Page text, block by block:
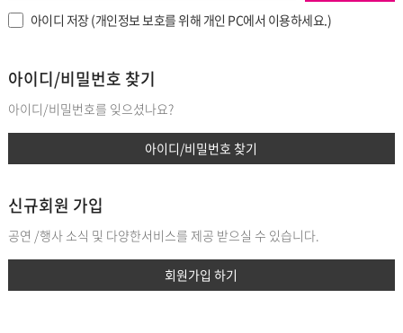
아이디 저장 (개인정보 보호를 위해 개인 PC에서 이용하세요.)
아이디/비밀번호 찾기
아이디/비밀번호를 잊으셨나요?
아이디/비밀번호 찾기
신규회원 가입
공연 /행사 소식 및 다양한서비스를 제공 받으실 수 있습니다.
회원가입 하기